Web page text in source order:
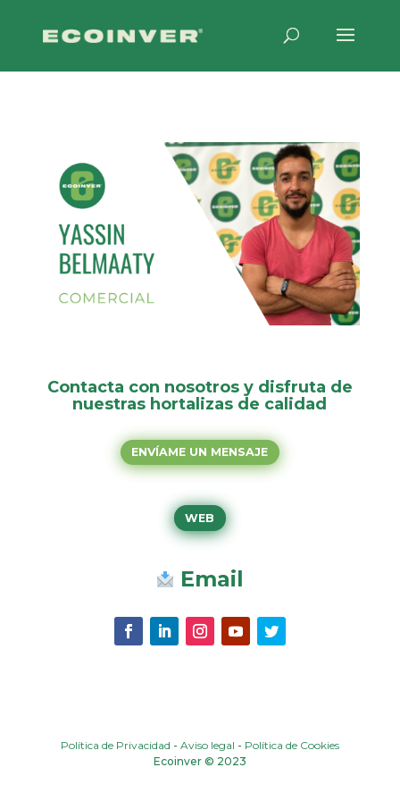
Contacta con nosotros y disfruta de
nuestras hortalizas de calidad
ENVÍAME UN MENSAJE
WEB
Email
Política de Privacidad - Aviso legal - Política de Cookies
Ecoinver © 2023